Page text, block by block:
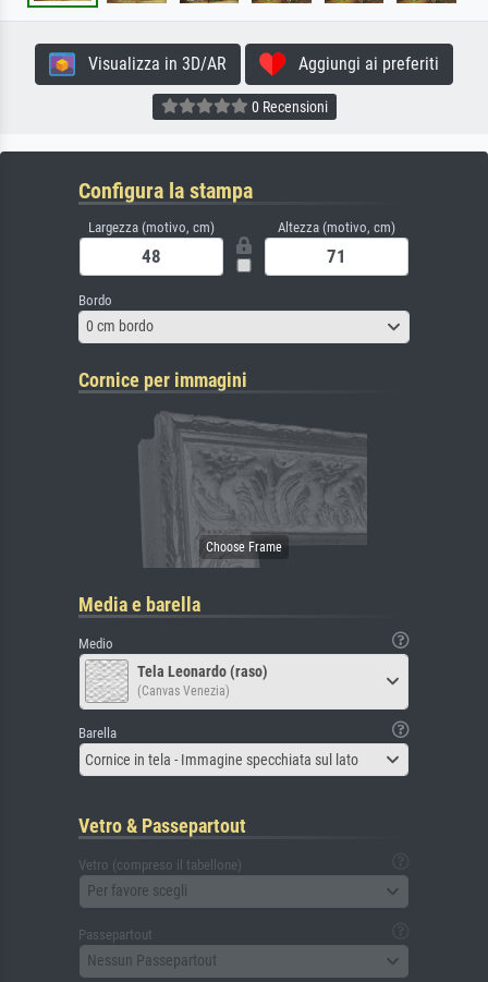
Visualizza in 3D/AR Aggiungi ai preferiti
0 Recensioni
Configura la stampa
Largezza (motivo, cm) Altezza (motivo, cm)
Bordo
0 cm bordo
Cornice per immagini
Media e barella
Medio
Tela Leonardo (raso)
(Canvas Venezia)
Barella
Cornice in tela - Immagine specchiata sul lato
Vetro & Passepartout
Vetro (compreso il tabellone)
Per favore scegli
Passepartout
Nessun Passepartout